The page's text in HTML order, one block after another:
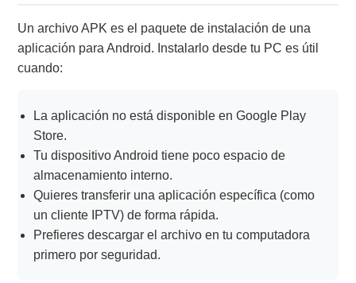
Un archivo APK es el paquete de instalación de una
aplicación para Android. Instalarlo desde tu PC es útil
cuando:
La aplicación no está disponible en Google Play
Store.
Tu dispositivo Android tiene poco espacio de
almacenamiento interno.
Quieres transferir una aplicación específica (como
un cliente IPTV) de forma rápida.
Prefieres descargar el archivo en tu computadora
primero por seguridad.